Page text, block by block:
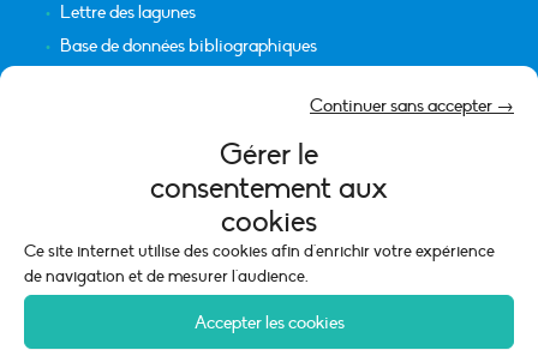
Gérer le
consentement aux
cookies
Ce site internet utilise des cookies afin d'enrichir votre expérience
de navigation et de mesurer l'audience.
Accepter les cookies
Continuer sans accepter →
Lettre des lagunes
Base de données bibliographiques
Mentions légales
Politique de cookies (UE)